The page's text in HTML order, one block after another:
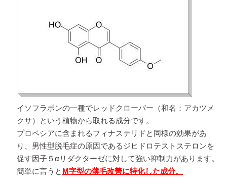
イソフラボンの一種でレッドクローバー（和名：アカツメ
クサ）という植物から取れる成分です。
プロペシアに含まれるフィナステリドと同様の効果があ
り、男性型脱毛症の原因であるジヒドロテストステロンを
促す因子５αリダクターゼに対して強い抑制力があります。
簡単に言うと M字型の薄毛改善に特化した成分。